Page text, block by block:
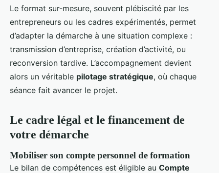
Le format sur-mesure, souvent plébiscité par les
entrepreneurs ou les cadres expérimentés, permet
d’adapter la démarche à une situation complexe :
transmission d’entreprise, création d’activité, ou
reconversion tardive. L’accompagnement devient
alors un véritable pilotage stratégique, où chaque
séance fait avancer le projet.
Le cadre légal et le financement de
votre démarche
Mobiliser son compte personnel de formation
Le bilan de compétences est éligible au Compte